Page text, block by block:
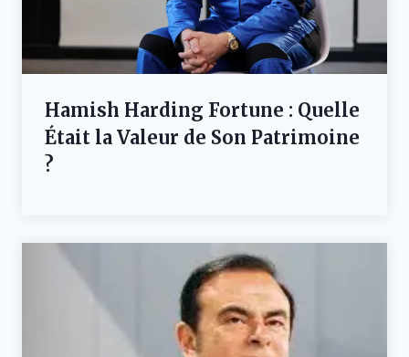
Hamish Harding Fortune : Quelle
Était la Valeur de Son Patrimoine
?